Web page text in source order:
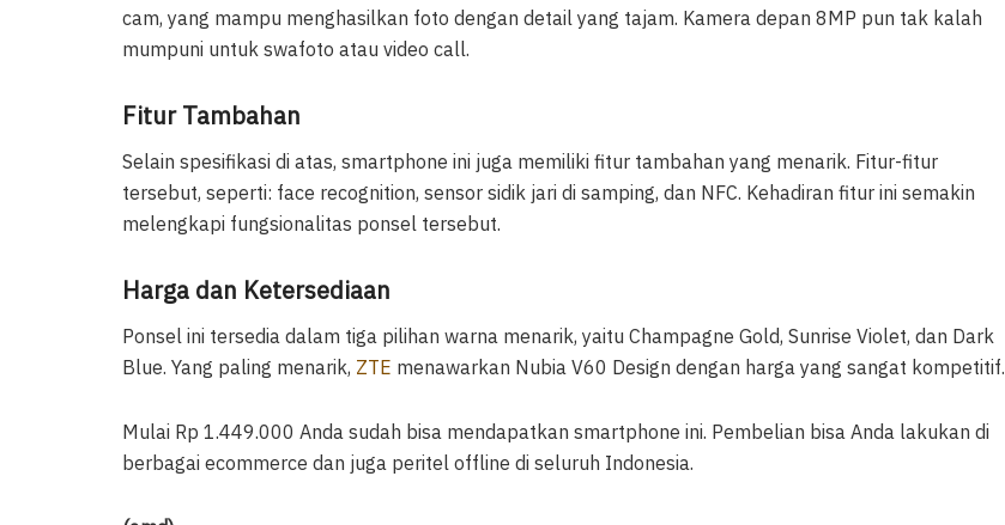
cam, yang mampu menghasilkan foto dengan detail yang tajam. Kamera depan 8MP pun tak kalah
mumpuni untuk swafoto atau video call.
Fitur Tambahan
Selain spesifikasi di atas, smartphone ini juga memiliki fitur tambahan yang menarik. Fitur-fitur
tersebut, seperti: face recognition, sensor sidik jari di samping, dan NFC. Kehadiran fitur ini semakin
melengkapi fungsionalitas ponsel tersebut.
Harga dan Ketersediaan
Ponsel ini tersedia dalam tiga pilihan warna menarik, yaitu Champagne Gold, Sunrise Violet, dan Dark
Blue. Yang paling menarik, ZTE menawarkan Nubia V60 Design dengan harga yang sangat kompetitif.
Mulai Rp 1.449.000 Anda sudah bisa mendapatkan smartphone ini. Pembelian bisa Anda lakukan di
berbagai ecommerce dan juga peritel offline di seluruh Indonesia.